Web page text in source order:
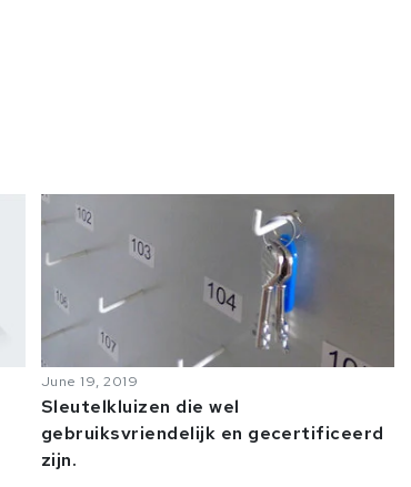
June 19, 2019
Sleutelkluizen die wel
gebruiksvriendelijk en gecertificeerd
zijn.